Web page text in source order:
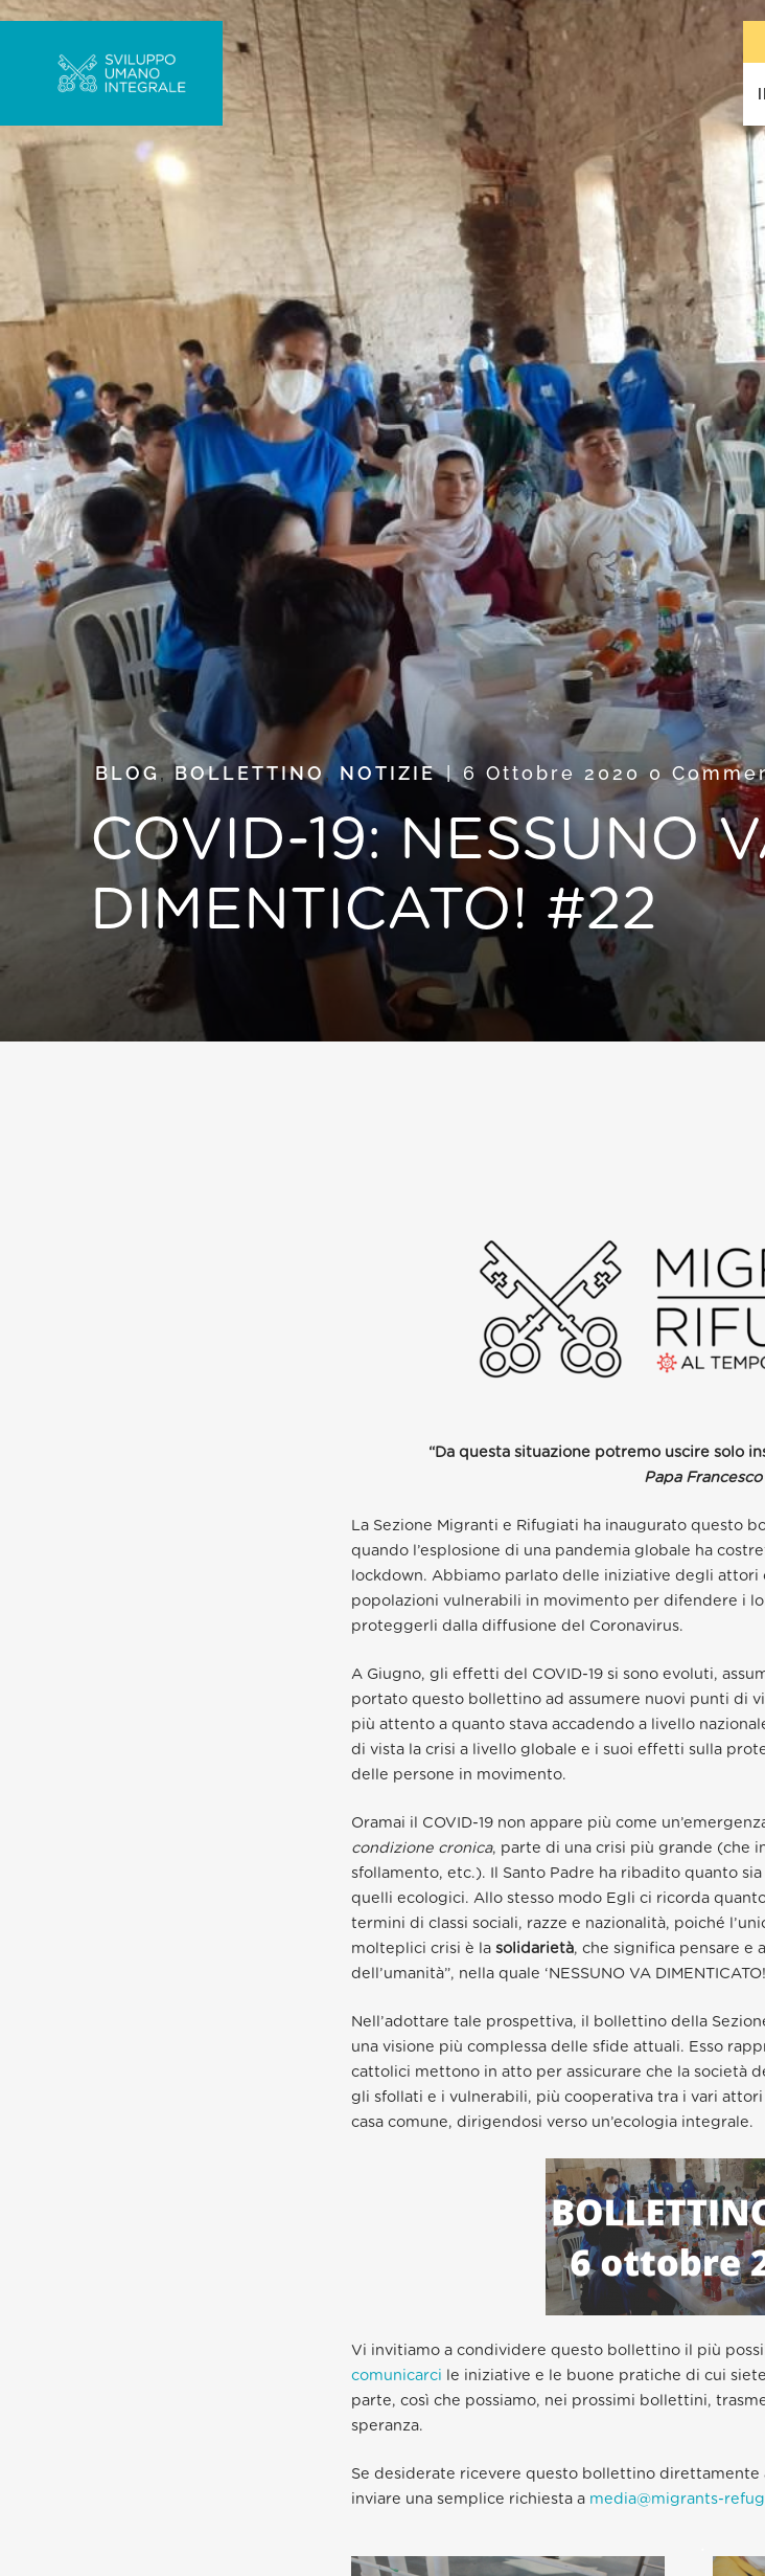
BLOG, BOLLETTINO,NOTIZIE 6 Ottobre 2020 0
COVID-19: NESSUNO
DIMENTICATO! #22
“Da questa situazione potremo uscire solo
Papa Francesco
La Sezione Migranti e Rifugiati ha inaugurato questo
quando l’esplosione di una pandemia globale ha
lockdown. Abbiamo parlato delle iniziative degli attori
popolazioni vulnerabili in movimento per difendere i
proteggerli dalla diffusione del Coronavirus.
A Giugno, gli effetti del COVID-19 si sono evoluti,
portato questo bollettino ad assumere nuovi punti di
più attento a quanto stava accadendo a livello
di vista la crisi a livello globale e i suoi effetti sulla
delle persone in movimento.
Oramai il COVID-19 non appare più come
condizione cronica, parte di una crisi più grande (che
sfollamento, etc.). Il Santo Padre ha ribadito quanto
quelli ecologici. Allo stesso modo Egli ci ricorda
termini di classi sociali, razze e nazionalità, poiché
molteplici crisi è la solidarietà, che significa pensare e
dell’umanità”, nella quale ‘NESSUNO VA
Nell’adottare tale prospettiva, il
bollettino della
una visione più complessa delle sfide attuali. Esso
cattolici mettono in atto per assicurare che la società
gli sfollati e i vulnerabili, più cooperativa tra i vari
casa comune, dirigendosi verso un’ecologia integrale.
Vi invitiamo a condividere questo bollettino il più
comunicarci le iniziative e le buone pratiche di cui
parte, così che possiamo, nei prossimi bollettini,
speranza.
Se desiderate ricevere questo bollettino
inviare una semplice richiesta a media@migrants-